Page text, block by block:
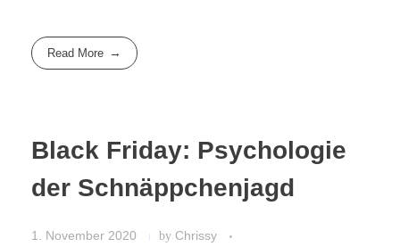
Read More
Black Friday: Psychologie
der Schnäppchenjagd
1. November 2020 by Chrissy